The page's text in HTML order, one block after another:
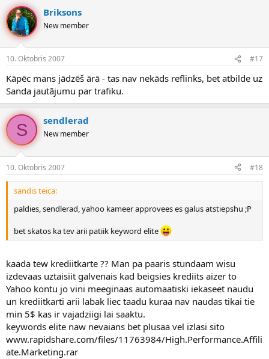
Briksons
New member
10. Oktobris 2007 #17
Kāpēc mans jādzēš ārā - tas nav nekāds reflinks, bet atbilde uz
Sanda jautājumu par trafiku.
S sendlerad
New member
10. Oktobris 2007 #18
sandis teica:
paldies, sendlerad, yahoo kameer approvees es galus atstiepshu ;P
bet skatos ka tev arii patiik keyword elite
kaada tew krediitkarte ?? Man pa paaris stundaam wisu
izdevaas uztaisiit galvenais kad beigsies krediits aizer to
Yahoo kontu jo vini meeginaas automaatiski iekaseet naudu
un krediitkarti arii labak liec taadu kuraa nav naudas tikai tie
min 5$ kas ir vajadziigi lai saaktu.
keywords elite naw nevaians bet plusaa vel izlasi sito
www.rapidshare.com/files/11763984/High.Performance.Affili
ate.Marketing.rar